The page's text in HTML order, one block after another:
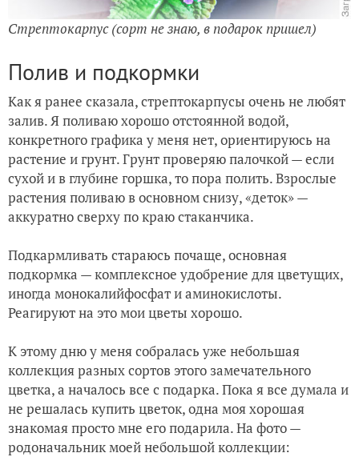
Стрептокарпус (сорт не знаю, в подарок пришел)
Полив и подкормки
Как я ранее сказала, стрептокарпусы очень не любят
залив. Я поливаю хорошо отстоянной водой,
конкретного графика у меня нет, ориентируюсь на
растение и грунт. Грунт проверяю палочкой — если
сухой и в глубине горшка, то пора полить. Взрослые
растения поливаю в основном снизу, «деток» —
аккуратно сверху по краю стаканчика.
Подкармливать стараюсь почаще, основная
подкормка — комплексное удобрение для цветущих,
иногда монокалийфосфат и аминокислоты.
Реагируют на это мои цветы хорошо.
К этому дню у меня собралась уже небольшая
коллекция разных сортов этого замечательного
цветка, а началось все с подарка. Пока я все думала и
не решалась купить цветок, одна моя хорошая
знакомая просто мне его подарила. На фото —
родоначальник моей небольшой коллекции: